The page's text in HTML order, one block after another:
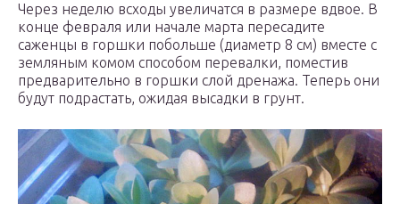
Через неделю всходы увеличатся в размере вдвое. В
конце февраля или начале марта пересадите
саженцы в горшки побольше (диаметр 8 см) вместе с
земляным комом способом перевалки, поместив
предварительно в горшки слой дренажа. Теперь они
будут подрастать, ожидая высадки в грунт.